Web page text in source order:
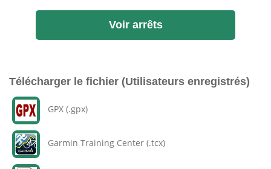
Voir arrêts
Télécharger le fichier (Utilisateurs enregistrés)
GPX (.gpx)
Garmin Training Center (.tcx)